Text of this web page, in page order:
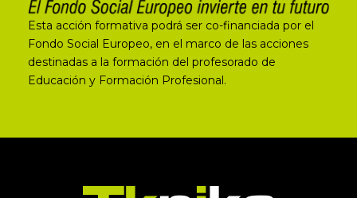
Esta acción formativa podrá ser co-financiada por el
Fondo Social Europeo, en el marco de las acciones
destinadas a la formación del profesorado de
Educación y Formación Profesional.